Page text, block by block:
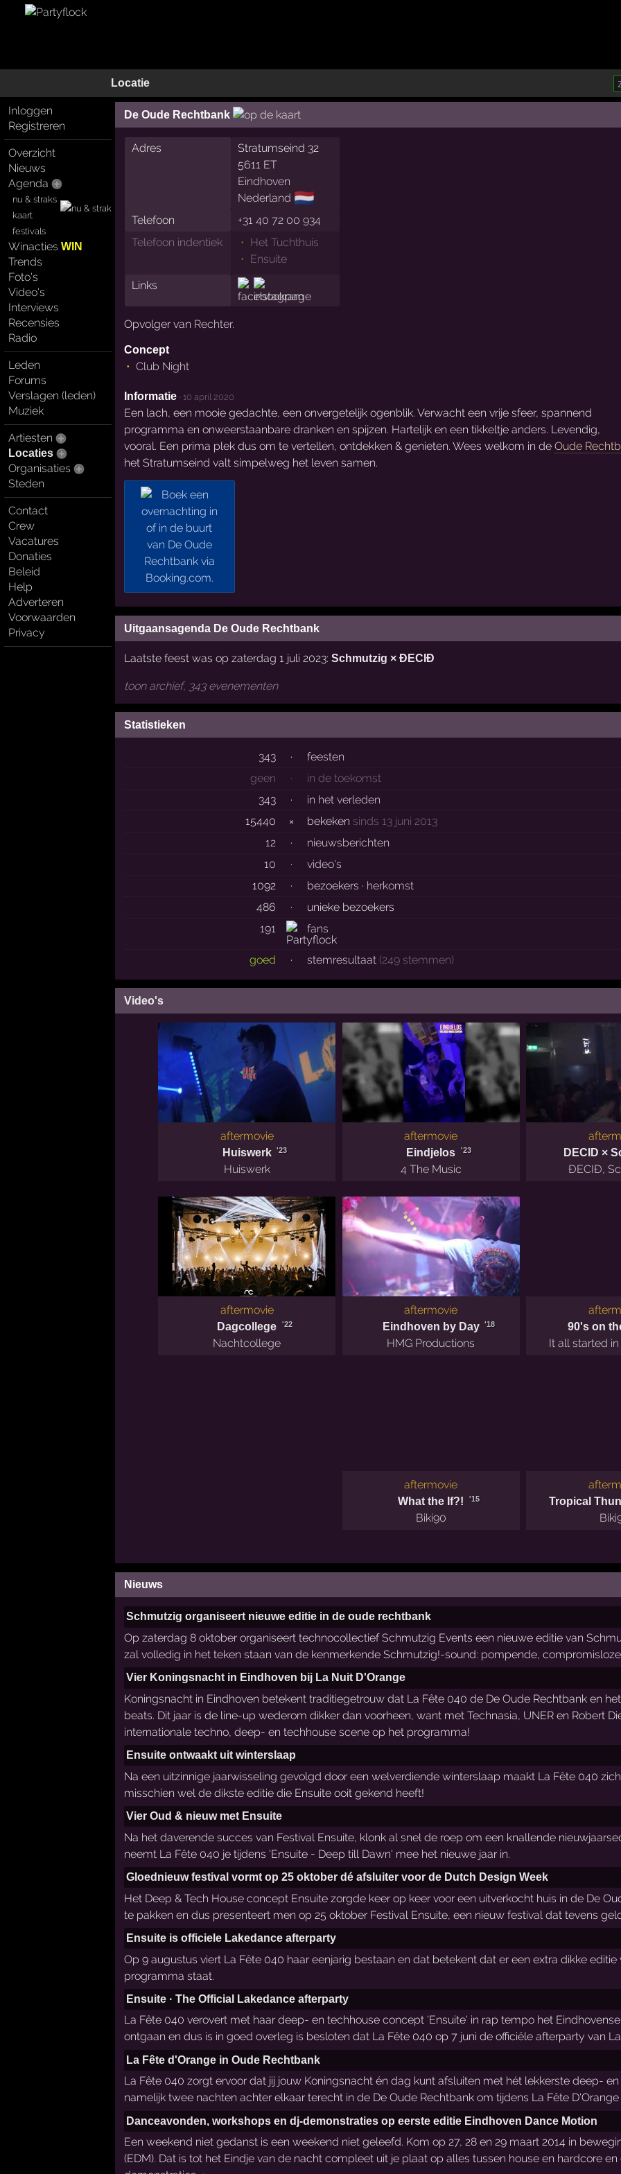
Locatie
Inloggen
Registreren
Overzicht
Nieuws
Agenda
nu & straks
kaart
festivals
WinactiesWIN
Trends
Foto's
Video's
Interviews
Recensies
Radio
Leden
Forums
Verslagen (leden)
Muziek
Artiesten
Locaties
Organisaties
Steden
Contact
Crew
Vacatures
Donaties
Beleid
Help
Adverteren
Voorwaarden
Privacy
De Oude Rechtbank
Adres
Stratumseind 32
5611 ET
Eindhoven
Nederland 🇳🇱
Telefoon
+31 40 72 00 934
Telefoon indentiek
Het Tuchthuis
Ensuite
Links
Opvolger van Rechter.
Concept
Club Night
Informatie · 10 april 2020
Een lach, een mooie gedachte, een onvergetelijk ogenblik. Verwacht een vrije sfeer, spannend
programma en onweerstaanbare dranken en spijzen. Hartelijk en een tikkeltje anders. Levendig,
vooral. Een prima plek dus om te vertellen, ontdekken & genieten. Wees welkom in de Oude
het Stratumseind valt simpelweg het leven samen.
Uitgaansagenda De Oude Rechtbank
Laatste feest was op zaterdag 1 juli 2023: Schmutzig × ĐECIĐ
toon archief, 343 evenementen
Statistieken
343 ·
feesten
geen
·
in de toekomst
343
·
in het verleden
15440
× bekeken sinds 13 juni 2013
12
·
nieuwsberichten
10
·
video's
1092
· bezoekers · herkomst
486
·
unieke bezoekers
191
fans
goed · stemresultaat (249 stemmen)
Video's
aftermovie
Huiswerk '23
Huiswerk
aftermovie
Eindjelos '23
4 The Music
DECID ×
ĐECIĐ,
aftermovie
Dagcollege '22
Nachtcollege
aftermovie
Eindhoven by Day '18
HMG Productions
90's on
It all started
aftermovie
What the If?! '15
Biki90
Tropical
Nieuws
Schmutzig organiseert nieuwe editie in de oude rechtbank
Op zaterdag 8 oktober organiseert technocollectief Schmutzig Events een nieuwe editie van
zal volledig in het teken staan van de kenmerkende Schmutzig!-sound: pompende,
Vier Koningsnacht in Eindhoven bij La Nuit D'Orange
Koningsnacht in Eindhoven betekent traditiegetrouw dat La Fête 040 de De Oude Rechtbank en
beats. Dit jaar is de line-up wederom dikker dan voorheen, want met Technasia, UNER en Robert
internationale techno, deep- en techhouse scene op het programma!
Ensuite ontwaakt uit winterslaap
Na een uitzinnige jaarwisseling gevolgd door een welverdiende winterslaap maakt La Fête 040
misschien wel de dikste editie die Ensuite ooit gekend heeft!
Vier Oud & nieuw met Ensuite
Na het daverende succes van Festival Ensuite, klonk al snel de roep om een knallende
neemt La Fête 040 je tijdens 'Ensuite - Deep till Dawn' mee het nieuwe jaar in.
Gloednieuw festival vormt op 25 oktober dé afsluiter voor de Dutch Design Week
Het Deep & Tech House concept Ensuite zorgde keer op keer voor een uitverkocht huis in de De
te pakken en dus presenteert men op 25 oktober Festival Ensuite, een nieuw festival dat tevens
Ensuite is officiele Lakedance afterparty
Op 9 augustus viert La Fête 040 haar eenjarig bestaan en dat betekent dat er een extra dikke
programma staat.
Ensuite · The Official Lakedance afterparty
La Fête 040 verovert met haar deep- en techhouse concept 'Ensuite' in rap tempo het
ontgaan en dus is in goed overleg is besloten dat La Fête 040 op 7 juni de officiële afterparty van
La Fête d'Orange in Oude Rechtbank
La Fête 040 zorgt ervoor dat jij jouw Koningsnacht én dag kunt afsluiten met hét lekkerste deep-
namelijk twee nachten achter elkaar terecht in de De Oude Rechtbank om tijdens La Fête
Danceavonden, workshops en dj-demonstraties op eerste editie Eindhoven Dance Motion
Een weekend niet gedanst is een weekend niet geleefd. Kom op 27, 28 en 29 maart 2014 in
(EDM). Dat is tot het Eindje van de nacht compleet uit je plaat op alles tussen house en hardcore